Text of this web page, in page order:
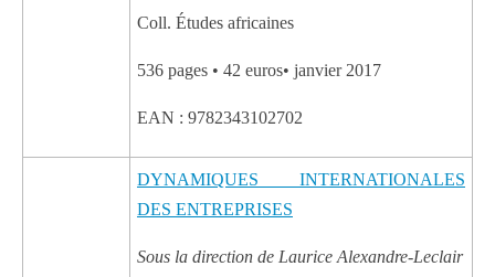
Coll. Études africaines
536 pages • 42 euros• janvier 2017
EAN : 9782343102702
DYNAMIQUES INTERNATIONALES
DES ENTREPRISES
Sous la direction de Laurice Alexandre-Leclair